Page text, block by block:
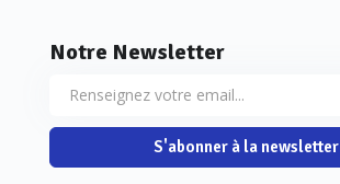
Notre Newsletter
S'abonner à la newsletter